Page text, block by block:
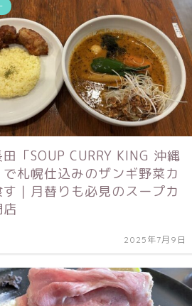
「SOUP CURRY KING 沖縄
札幌仕込みのザンギ野菜カ
す｜月替りも必見のスープカ
2025年7月9日